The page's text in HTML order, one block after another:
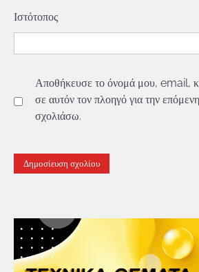
Ιστότοπος
Αποθήκευσε το όνομά μου, email,
σε αυτόν τον πλοηγό για την
σχολιάσω.